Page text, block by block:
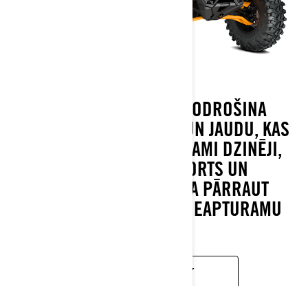
CAN-AM MAVERICK NODROŠINA
AUGSTĀKO VEIKTSPĒJU UN JAUDU, KAS
LIEK SEVI MANĪT: UZTICAMI DZINĒJI,
MAKSIMĀLS KOMFORTS UN
NEPĀRSPĒJAMA SPĒJA PĀRRAUT
JEBKURU RELJEFU AR NEAPTURAMU
UZZINĀT VAIRĀK